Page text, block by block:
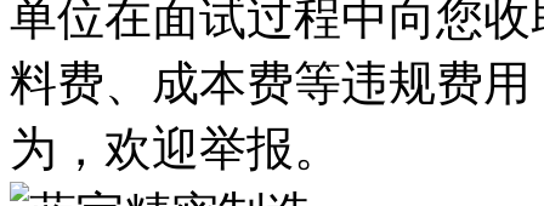
单位在面试过程中向您
料费、成本费等违规费
为，欢迎举报。